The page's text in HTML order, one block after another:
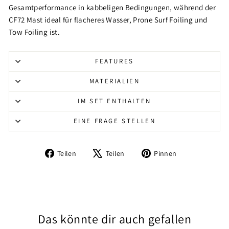
Gesamtperformance in kabbeligen Bedingungen, während der
CF72 Mast ideal für flacheres Wasser, Prone Surf Foiling und
Tow Foiling ist.
FEATURES
MATERIALIEN
IM SET ENTHALTEN
EINE FRAGE STELLEN
Teilen
Auf
Teilen
Auf
Pinnen
Das könnte dir auch gefallen